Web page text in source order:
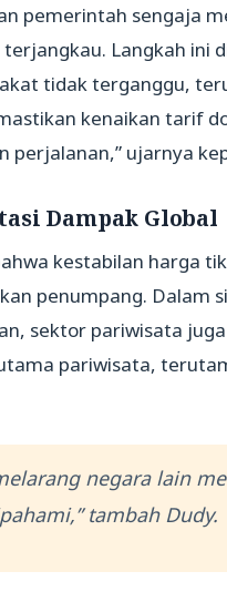
pemerintah sengaja
Langkah ini
tidak terganggu,
kenaikan tarif
perjalanan,” ujarnya
Dampak Global
kestabilan harga
penumpang. Dalam
sektor pariwisata
pariwisata,
negara lain
tambah Dudy.